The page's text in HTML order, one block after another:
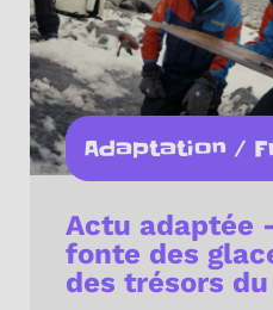
Adaptation /
Actu adaptée
fonte des
des trésors